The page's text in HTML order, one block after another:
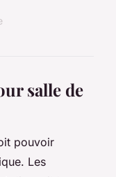
salle de
pouvoir
Les